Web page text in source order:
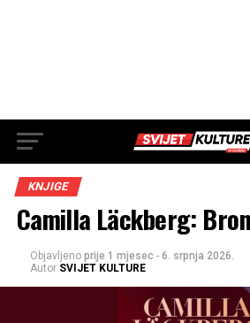
KNJIGE
Camilla Läckberg:
Objavljeno prije 1 mjesec - 6. srpnja 2026.
Autor SVIJET KULTURE